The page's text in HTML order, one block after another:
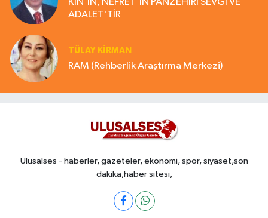
ADALET'TİR
TÜLAY KİRMAN
RAM (Rehberlik Araştırma Merkezi)
Ulusalses - haberler, gazeteler, ekonomi, spor, siyaset,son
dakika,haber sitesi,